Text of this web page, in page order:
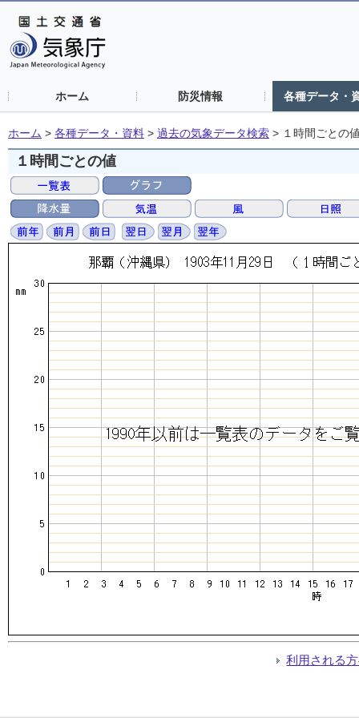
ホーム 防災情報 各種データ・
ホーム > 各種データ・資料 > 過去の気象データ検索 > １時間ごとの
１時間ごとの値
利用される